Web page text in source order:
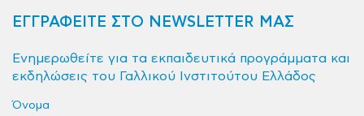
ΕΓΓΡΑΦΕΙΤΕ ΣΤΟ NEWSLETTER ΜΑΣ
Ενημερωθείτε για τα εκπαιδευτικά προγράμματα και
εκδηλώσεις του Γαλλικού Ινστιτούτου Ελλάδος
Όνομα